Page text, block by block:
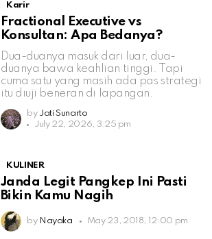
Karir
Fractional Executive vs
Konsultan: Apa Bedanya?
Dua-duanya masuk dari luar, dua-
duanya bawa keahlian tinggi. Tapi
cuma satu yang masih ada pas strategi
itu diuji beneran di lapangan.
by Jati Sunarto
July 22, 2026, 3:25 pm
KULINER
Janda Legit Pangkep Ini Pasti
Bikin Kamu Nagih
by Nayaka May 23, 2018, 12:00 pm